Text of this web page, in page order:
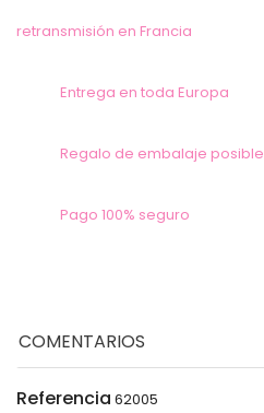
retransmisión en Francia
Entrega en toda Europa
Regalo de embalaje posible
Pago 100% seguro
COMENTARIOS
Referencia 62005